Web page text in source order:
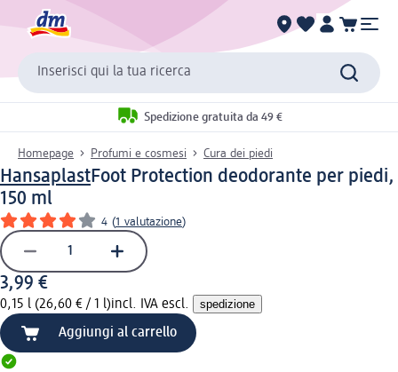
Inserisci qui la tua ricerca
Spedizione gratuita da 49 €
Homepage Profumi e cosmesi Cura dei piedi
HansaplastFoot Protection deodorante per piedi,
150 ml
4 (1 valutazione)
3,99 €
0,15 l (26,60 € / 1 l)incl. IVA escl. spedizione
Aggiungi al carrello